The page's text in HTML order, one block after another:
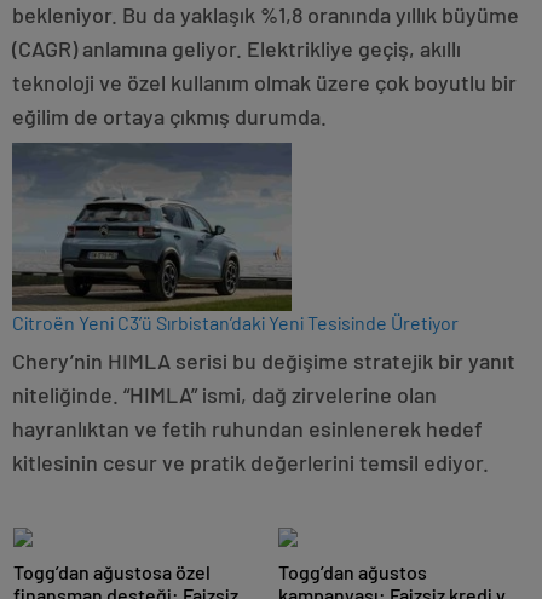
bekleniyor. Bu da yaklaşık %1,8 oranında yıllık büyüme
(CAGR) anlamına geliyor. Elektrikliye geçiş, akıllı
teknoloji ve özel kullanım olmak üzere çok boyutlu bir
eğilim de ortaya çıkmış durumda.
Citroën Yeni C3’ü Sırbistan’daki Yeni Tesisinde Üretiyor
Chery’nin HIMLA serisi bu değişime stratejik bir yanıt
niteliğinde. “HIMLA” ismi, dağ zirvelerine olan
hayranlıktan ve fetih ruhundan esinlenerek hedef
kitlesinin cesur ve pratik değerlerini temsil ediyor.
Togg’dan ağustosa özel
finansman desteği: Faizsiz
Togg’dan ağustos
kampanyası: Faizsiz kredi ve